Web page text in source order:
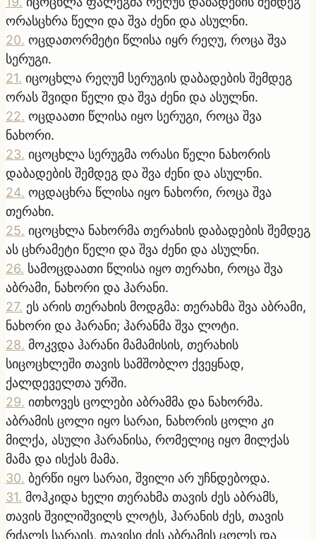
ორასცხრა წელი და შვა ძენი და ასულნი.
20. ოცდათორმეტი წლისა იყრ რეღუ, როცა შვა
სერუგი.
21. იცოცხლა რეღუმ სერუგის დაბადების შემდეგ
ორას შვიდი წელი და შვა ძენი და ასულნი.
22. ოცდაათი წლისა იყო სერუგი, როცა შვა
ნახორი.
23. იცოცხლა სერუგმა ორასი წელი ნახორის
დაბადების შემდეგ და შვა ძენი და ასულნი.
24. ოცდაცხრა წლისა იყო ნახორი, როცა შვა
თერახი.
25. იცოცხლა ნახორმა თერახის დაბადების შემდეგ
ას ცხრამეტი წელი და შვა ძენი და ასულნი.
26. სამოცდაათი წლისა იყო თერახი, როცა შვა
აბრამი, ნახორი და ჰარანი.
27. ეს არის თერახის მოდგმა: თერახმა შვა აბრამი,
ნახორი და ჰარანი; ჰარანმა შვა ლოტი.
28. მოკვდა ჰარანი მამამისის, თერახის
სიცოცხლეში თავის სამშობლო ქვეყნად,
ქალდეველთა ურში.
29. ითხოვეს ცოლები აბრამმა და ნახორმა.
აბრამის ცოლი იყო სარაი, ნახორის ცოლი კი
მილქა, ასული ჰარანისა, რომელიც იყო მილქას
მამა და ისქას მამა.
30. ბერწი იყო სარაი, შვილი არ უჩნდებოდა.
31. მოჰკიდა ხელი თერახმა თავის ძეს აბრამს,
თავის შვილიშვილს ლოტს, ჰარანის ძეს, თავის
რძალს სარაის, თავისი ძის აბრამის ცოლს და